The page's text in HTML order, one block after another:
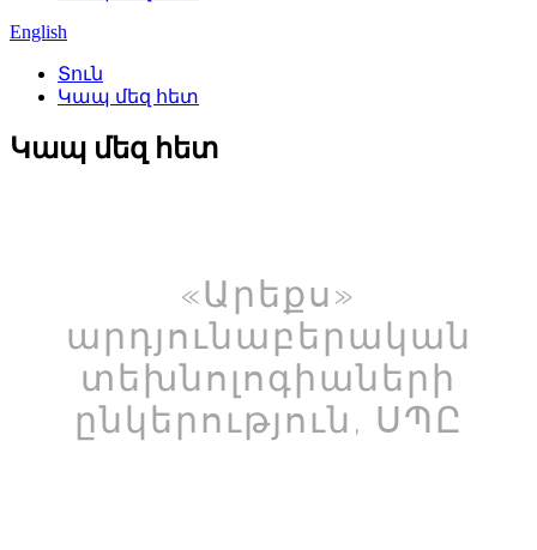
English
Տուն
Կապ մեզ հետ
Կապ մեզ հետ
«Արեքս»
արդյունաբերական
տեխնոլոգիաների
ընկերություն, ՍՊԸ